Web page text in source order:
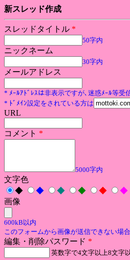
新スレッド作成
スレッドタイトル *
50字内
ニックネーム
30字内
メールアドレス
* ﾒｰﾙｱﾄﾞﾚｽは非表示ですが､迷惑ﾒｰﾙ等受
* ﾄﾞﾒｲﾝ設定をされている方は
URL
コメント *
5000字内
文字色
◆
◆ ◆ ◆ ◆ ◆
画像
600kB以内
このフォームから画像が送信できない場
編集・削除パスワード *
英数字で4文字以上8文字